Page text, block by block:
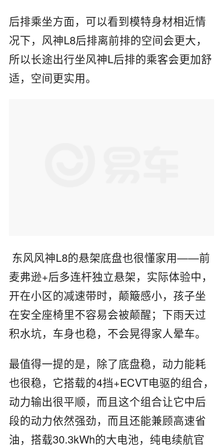
后排乘坐方面，可以看到模特身材相近情
况下，风神L8后排离前排的空间会更大，
所以长途出行坐风神L后排的乘客会更加舒
适，空间更实用。
东风风神L8的悬架底盘也很懂家用——前
麦弗逊+后多连杆独立悬架，实际体验中，
开在小区的减速带时，颠簸感小，孩子坐
在安全座椅里不容易会被颠醒；下雨天过
积水坑，车身也稳，不会晃得家人晕车。
最值得一提的是，除了底盘稳，动力能耗
也很稳，它搭载的4挡+ECVT电驱的组合，
动力输出很平顺，而且这个组合让它中后
段的动力依然强劲，而且还能兼顾高速省
油，搭载30.3kWh的大电池，纯电续航官